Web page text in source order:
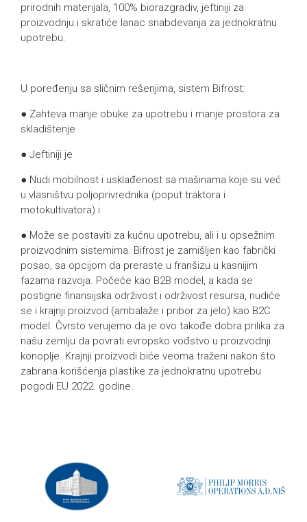
prirodnih materijala, 100% biorazgradiv, jeftiniji za
proizvodnju i skratiće lanac snabdevanja za jednokratnu
upotrebu.
U poređenju sa sličnim rešenjima, sistem Bifrost:
● Zahteva manje obuke za upotrebu i manje prostora za
skladištenje
● Jeftiniji je
● Nudi mobilnost i usklađenost sa mašinama koje su već
u vlasništvu poljoprivrednika (poput traktora i
motokultivatora) i
● Može se postaviti za kućnu upotrebu, ali i u opsežnim
proizvodnim sistemima. Bifrost je zamišljen kao fabrički
posao, sa opcijom da preraste u franšizu u kasnijim
fazama razvoja. Počeće kao B2B model, a kada se
postigne finansijska održivost i održivost resursa, nudiće
se i krajnji proizvod (ambalaže i pribor za jelo) kao B2C
model. Čvrsto verujemo da je ovo takođe dobra prilika za
našu zemlju da povrati evropsko vođstvo u proizvodnji
konoplje. Krajnji proizvodi biće veoma traženi nakon što
zabrana korišćenja plastike za jednokratnu upotrebu
pogodi EU 2022. godine.